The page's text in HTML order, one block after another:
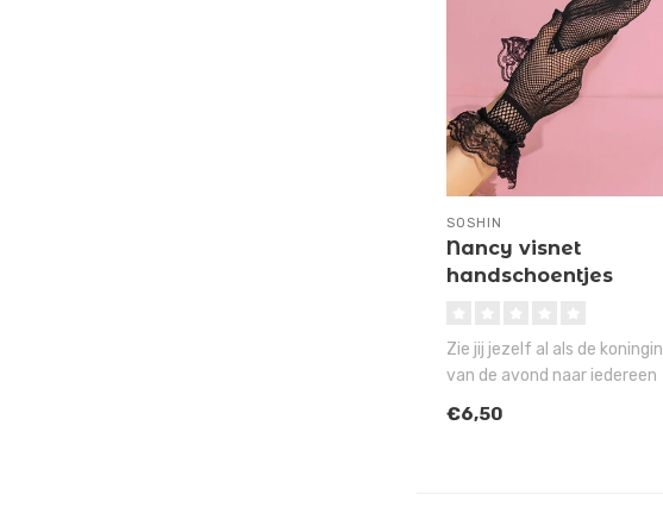
SOSHIN
Nancy visnet
handschoentjes
Zie jij jezelf al als de koningin
van de avond naar iedereen
€6,50